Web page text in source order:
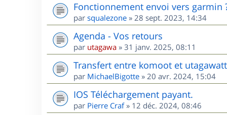
Fonctionnement envoi vers garmin
par squalezone » 28 sept. 2023, 14:34
Agenda - Vos retours
par utagawa » 31 janv. 2025, 08:11
Transfert entre komoot et utagawatt
par MichaelBigotte » 20 avr. 2024, 15:04
IOS Téléchargement payant.
par Pierre Craf» 12 déc. 2024, 08:46